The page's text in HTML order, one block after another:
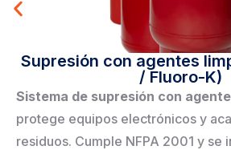
Supresión con agentes
/ Fluoro-K)
Sistema de supresión con
protege equipos electrónicos y
residuos. Cumple NFPA 2001 y se